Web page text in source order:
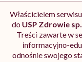
Właścicielem serwisu
do USP Zdrowie
Treści zawarte w
informacyjno-
odnośnie swojego